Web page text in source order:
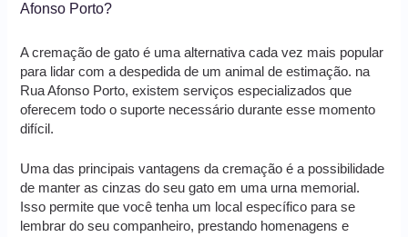
Afonso Porto?
A cremação de gato é uma alternativa cada vez mais popular
para lidar com a despedida de um animal de estimação. na
Rua Afonso Porto, existem serviços especializados que
oferecem todo o suporte necessário durante esse momento
difícil.
Uma das principais vantagens da cremação é a possibilidade
de manter as cinzas do seu gato em uma urna memorial.
Isso permite que você tenha um local específico para se
lembrar do seu companheiro, prestando homenagens e